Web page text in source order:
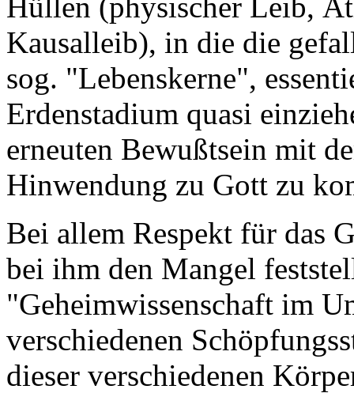
Kausalleib), in die die
sog. "Lebenskerne",
Erdenstadium quasi
erneuten Bewußtsein mit
Hinwendung zu Gott zu
Bei allem Respekt für das
bei ihm den Mangel
"Geheimwissenschaft im
verschiedenen
dieser verschiedenen